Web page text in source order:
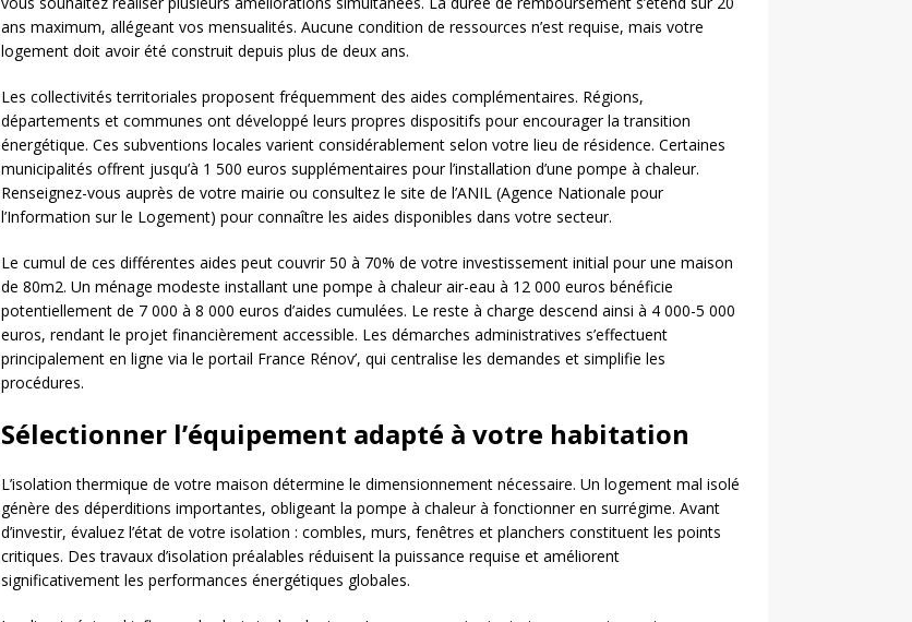
ans maximum, allégeant vos mensualités. Aucune condition de ressources n’est requise, mais votre
logement doit avoir été construit depuis plus de deux ans.
Les collectivités territoriales proposent fréquemment des aides complémentaires. Régions,
départements et communes ont développé leurs propres dispositifs pour encourager la transition
énergétique. Ces subventions locales varient considérablement selon votre lieu de résidence. Certaines
municipalités offrent jusqu’à 1 500 euros supplémentaires pour l’installation d’une pompe à chaleur.
Renseignez-vous auprès de votre mairie ou consultez le site de l’ANIL (Agence Nationale pour
l’Information sur le Logement) pour connaître les aides disponibles dans votre secteur.
Le cumul de ces différentes aides peut couvrir 50 à 70% de votre investissement initial pour une maison
de 80m2. Un ménage modeste installant une pompe à chaleur air-eau à 12 000 euros bénéficie
potentiellement de 7 000 à 8 000 euros d’aides cumulées. Le reste à charge descend ainsi à 4 000-5 000
euros, rendant le projet financièrement accessible. Les démarches administratives s’effectuent
principalement en ligne via le portail France Rénov’, qui centralise les demandes et simplifie les
procédures.
Sélectionner l’équipement adapté à votre habitation
L’isolation thermique de votre maison détermine le dimensionnement nécessaire. Un logement mal isolé
génère des déperditions importantes, obligeant la pompe à chaleur à fonctionner en surrégime. Avant
d’investir, évaluez l’état de votre isolation : combles, murs, fenêtres et planchers constituent les points
critiques. Des travaux d’isolation préalables réduisent la puissance requise et améliorent
significativement les performances énergétiques globales.